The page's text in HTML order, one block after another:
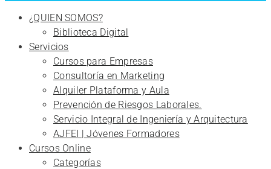
¿QUIEN SOMOS?
Biblioteca Digital
Servicios
Cursos para Empresas
Consultoría en Marketing
Alquiler Plataforma y Aula
Prevención de Riesgos Laborales.
Servicio Integral de Ingeniería y Arquitectura
AJFEI | Jóvenes Formadores
Cursos Online
Categorías